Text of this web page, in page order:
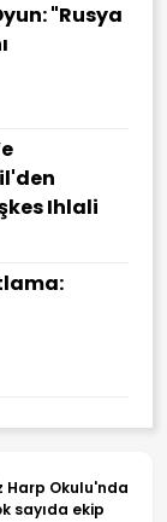
"Rusya
Ihlali
Harp Okulu'nda
sayıda ekip